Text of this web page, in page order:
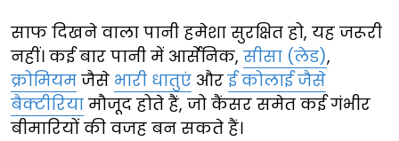
साफ दिखने वाला पानी हमेशा सुरक्षित हो, यह जरूरी
नहीं। कई बार पानी में आर्सेनिक, सीसा (लेड),
क्रोमियम जैसे भारी धातुएं औरई कोलाई जैसे
बैक्टीरिया मौजूद होते हैं, जो कैंसर समेत कई गंभीर
बीमारियों की वजह बन सकते हैं।